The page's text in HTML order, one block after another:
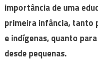
importância de uma
primeira infância, tanto
e indígenas, quanto
desde pequenas.